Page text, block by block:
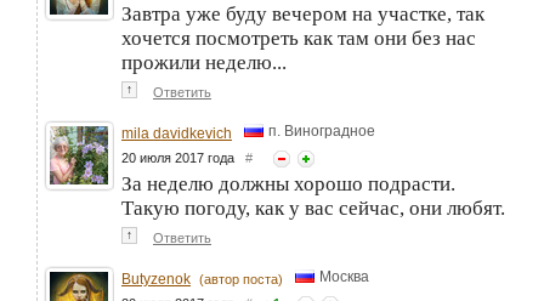
Завтра уже буду вечером на участке, так
хочется посмотреть как там они без нас
прожили неделю...
↑ Ответить
mila davidkevich п. Виноградное
20 июля 2017 года #
За неделю должны хорошо подрасти.
Такую погоду, как у вас сейчас, они любят.
↑ Ответить
Butyzenok (автор поста) Москва